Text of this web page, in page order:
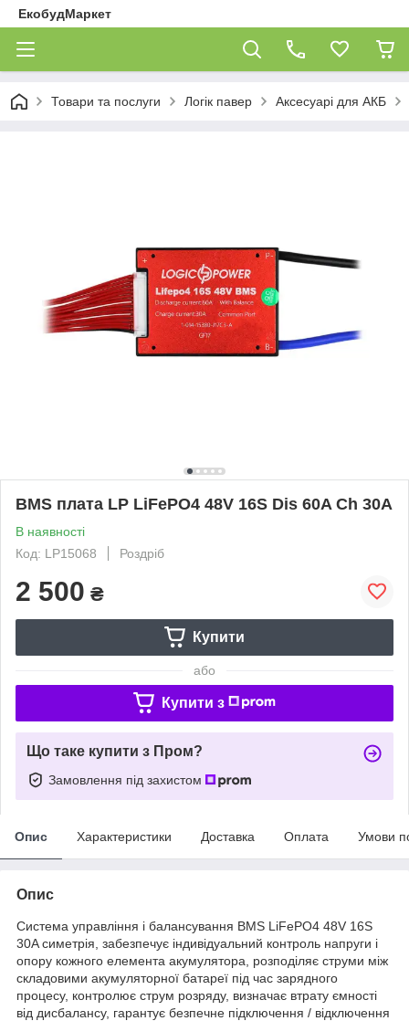
ЕкобудМаркет
Товари та послуги Логік павер Аксесуарі для АКБ
BMS плата LP LiFePO4 48V 16S Dis 60A Ch 30A
В наявності
Код: LP15068
Роздріб
2 500 ₴
Купити
або
Купити з
Що таке купити з Пром?
Замовлення під захистом
Опис Характеристики Доставка Оплата Умови
Опис
Система управління і балансування BMS LiFePO4 48V 16S
30A симетрія, забезпечує індивідуальний контроль напруги і
опору кожного елемента акумулятора, розподіляє струми між
складовими акумуляторної батареї під час зарядного
процесу, контролює струм розряду, визначає втрату ємності
від дисбалансу, гарантує безпечне підключення / відключення